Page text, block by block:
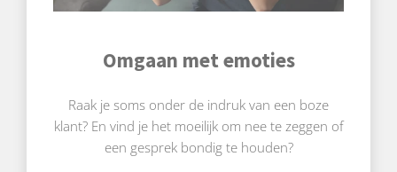
Omgaan met emoties
Raak je soms onder de indruk van een boze
klant? En vind je het moeilijk om nee te zeggen of
een gesprek bondig te houden?